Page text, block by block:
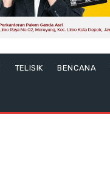
TELISIK BENCANA